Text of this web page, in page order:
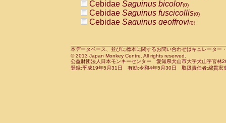
CercopithecidaeCercocebus
CercopithecidaeCercocebus
CercopithecidaeCercocebushybrid
CercopithecidaePapio anubis(0)
CercopithecidaePapio cynocephalus
CercopithecidaePapio hamadryas(0)
Cebidae Saguinus bicolor(0)
Cebidae Saguinus fuscicollis(0)
Cebidae Saguinus geoffroyi(0)
CebidaeSaguinus leucopus(0)
CebidaeSaguinus midas(0)
Cebidae Saguinus mystax(0)
本データベース、並びに標本に関するお問い合わせはキュレータ
© 2013 Japan Monkey Centre. All rights reserved.
公益財団法人日本モンキーセンター 愛知県犬山市大字犬山字官
登録:平成19年5月31日 有効:令和4年5月30日 取扱責任者:綿貫宏